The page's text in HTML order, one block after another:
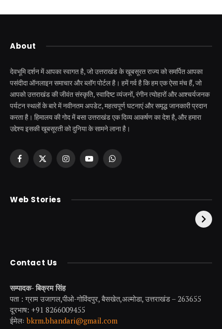
About
देवभूमि दर्शन में आपका स्वागत है, जो उत्तराखंड के खूबसूरत राज्य को समर्पित आपका
पसंदीदा ऑनलाइन समाचार और ब्लॉग पोर्टल है। हमें गर्व है कि हम एक ऐसा मंच हैं, जो
आपको उत्तराखंड की जीवंत संस्कृति, स्वादिष्ट व्यंजनों, रंगीन त्योहारों और आश्चर्यजनक
पर्यटन स्थलों के बारे में नवीनतम अपडेट, महत्वपूर्ण घटनाएं और समृद्ध जानकारी प्रदान
करता है। हिमालय की गोद में बसा उत्तराखंड एक दिव्य आकर्षण का देश है, और हमारा
उद्देश्य इसकी खूबसूरती को दुनिया के सामने लाना है।
Facebook
X
InstagramYouTubeWhatsApp
Web Stories
केदारनाथ से पहले होती है
उत्तराखंड की एक ऐसी
Contact Us
सम्पादक- बिक्रम सिंह
पता : ग्राम उजागल,पीओ-गोविंदपुर, बैसखेत,अल्मोडा, उत्तराखंड – 263655
दूरभाष: +91 8266009455
ईमेलःbkrm.bhandari@gmail.com